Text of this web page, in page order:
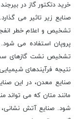
خرید دتکتور گاز در
صنایع زیر تاثیر می
تشخیص و اعلام خطر
پروپان استفاده می
تشخیص نشت گازهای سمی
نتیجه فرآیندهای
صنایع معدن، در این
مانند متان که می تواند
شود. صنایع آتش